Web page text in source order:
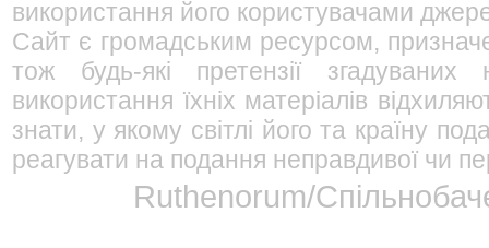
використання його користувачами
Сайт є громадським ресурсом,
тож будь-які претензії
використання їхніх матеріалів
знати, у якому світлі його та країну
реагувати на подання неправдивої чи
Ruthenorum/